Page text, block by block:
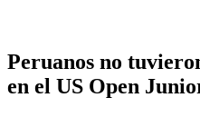
Peruanos no
en el US Open